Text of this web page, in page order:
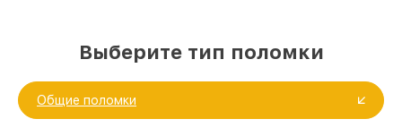
Выберите тип поломки
Общие поломки